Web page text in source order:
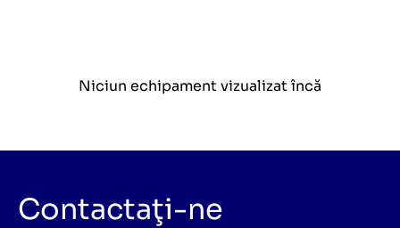
Niciun echipament vizualizat încă
Contactaţi-ne